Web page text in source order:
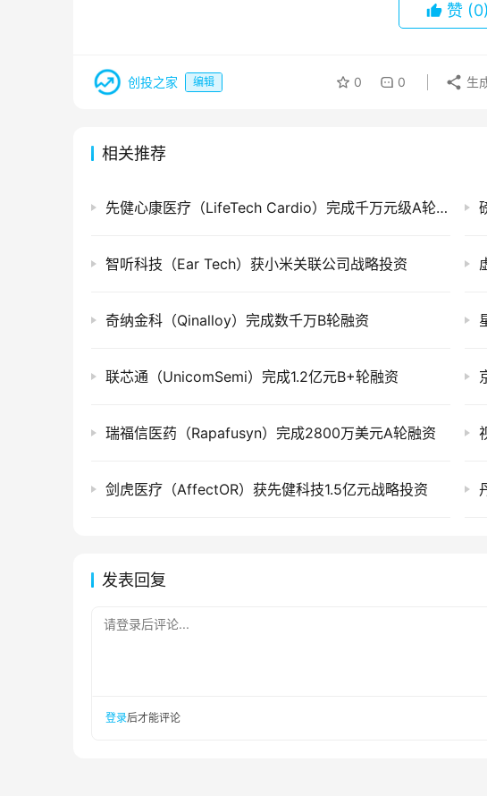
赞 (0)
创投之家 编辑 0 0 生
相关推荐
先健心康医疗（LifeTech Cardio）完成千万元级A轮投资
智听科技（Ear Tech）获小米关联公司战略投资
奇纳金科（Qinalloy）完成数千万B轮融资
联芯通（UnicomSemi）完成1.2亿元B+轮融资
瑞福信医药（Rapafusyn）完成2800万美元A轮融资
剑虎医疗（AffectOR）获先健科技1.5亿元战略投资
发表回复
请登录后评论...
登录后才能评论